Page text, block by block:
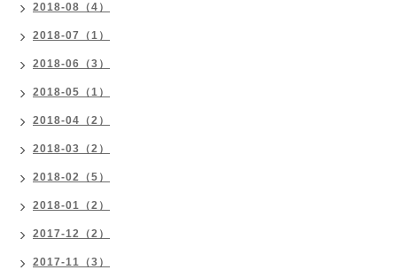
2018-08（4）
2018-07（1）
2018-06（3）
2018-05（1）
2018-04（2）
2018-03（2）
2018-02（5）
2018-01（2）
2017-12（2）
2017-11（3）